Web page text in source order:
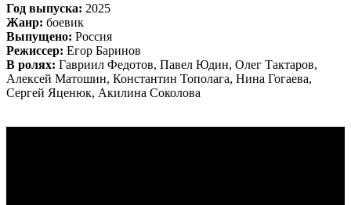
Год выпуска: 2025
Жанр: боевик
Выпущено: Россия
Режиссер: Егор Баринов
В ролях: Гавриил Федотов, Павел Юдин, Олег Тактаров,
Алексей Матошин, Константин Тополага, Нина Гогаева,
Сергей Яценюк, Акилина Соколова